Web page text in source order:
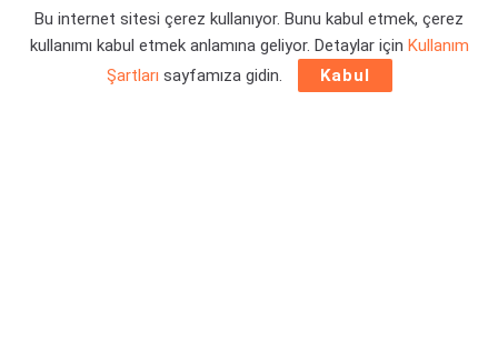
Yazar: Ramazan Tugay Kahraman 08/05/2020 13:42
Bu internet sitesi çerez kullanıyor. Bunu kabul etmek, çerez
kullanımı kabul etmek anlamına geliyor. Detaylar için Kullanım
Şartları sayfamıza gidin. Kabul